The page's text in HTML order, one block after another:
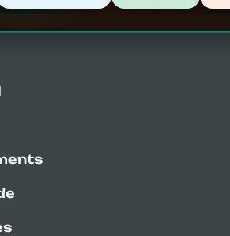
cervicale,
dont la première
chronique du rachis